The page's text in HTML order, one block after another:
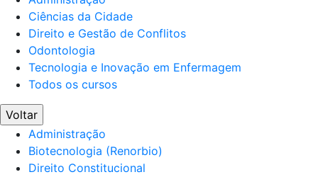
Ciências da Cidade
Direito e Gestão de Conflitos
Odontologia
Tecnologia e Inovação em Enfermagem
Todos os cursos
Voltar
Administração
Biotecnologia (Renorbio)
Direito Constitucional